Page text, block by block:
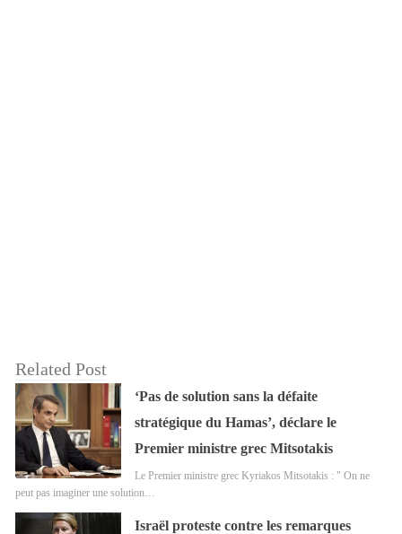
Related Post
‘Pas de solution sans la défaite
stratégique du Hamas’, déclare le
Premier ministre grec Mitsotakis
Le Premier ministre grec Kyriakos Mitsotakis : " On ne
peut pas imaginer une solution…
Israël proteste contre les remarques